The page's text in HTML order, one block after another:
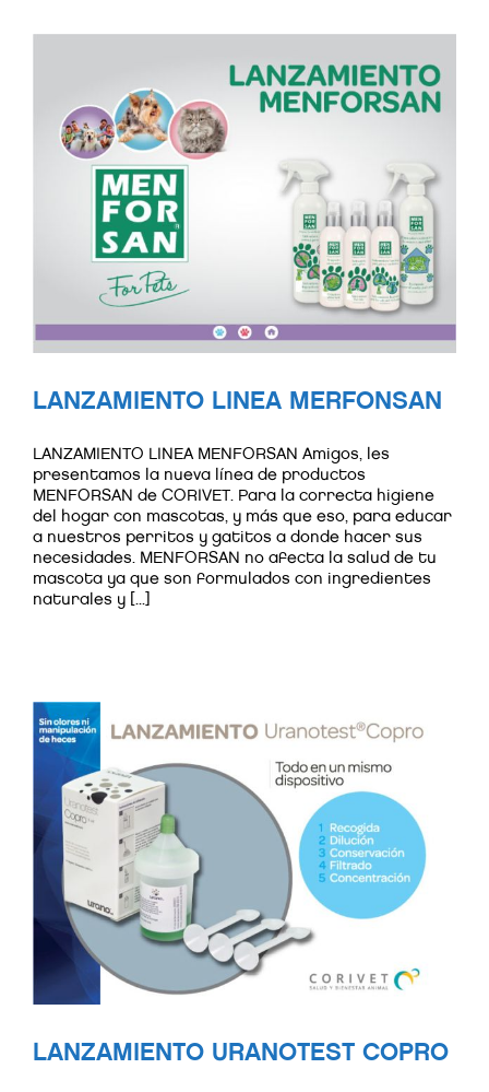
LANZAMIENTO LINEA MERFONSAN
LANZAMIENTO LINEA MENFORSAN Amigos, les
presentamos la nueva línea de productos
MENFORSAN de CORIVET. Para la correcta higiene
del hogar con mascotas, y más que eso, para educar
a nuestros perritos y gatitos a donde hacer sus
necesidades. MENFORSAN no afecta la salud de tu
mascota ya que son formulados con ingredientes
naturales y [...]
LANZAMIENTO URANOTEST COPRO